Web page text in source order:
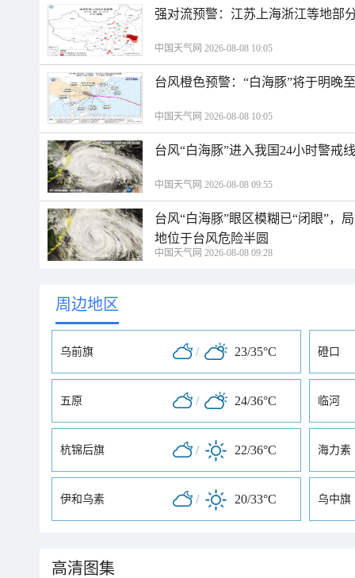
强对流预警：江苏上海浙江等地部
中国天气网 2026-08-08 10:05
台风橙色预警：“白海豚”将于明晚
中国天气网 2026-08-08 10:05
台风“白海豚”进入我国24小时警戒
中国天气网 2026-08-08 09:55
台风“白海豚”眼区模糊已“闭眼”，
地位于台风危险半圆
中国天气网 2026-08-08 09:28
周边地区
乌前旗 / 23/35°C 磴口
五原 / 24/36°C 临河
杭锦后旗 / 22/36°C 海力素
伊和乌素 / 20/33°C 乌中旗
高清图集